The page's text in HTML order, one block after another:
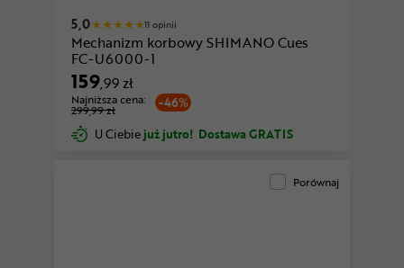
5,0 11 opinii
Mechanizm korbowy SHIMANO Cues
FC-U6000-1
159,99 zł
-46%
Najniższa cena:
299,99 zł
U Ciebie już jutro! Dostawa GRATIS
Porównaj